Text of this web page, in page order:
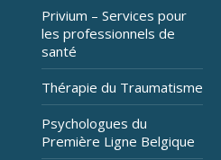
Privium – Services pour
les professionnels de
santé
Thérapie du Traumatisme
Psychologues du
Première Ligne Belgique